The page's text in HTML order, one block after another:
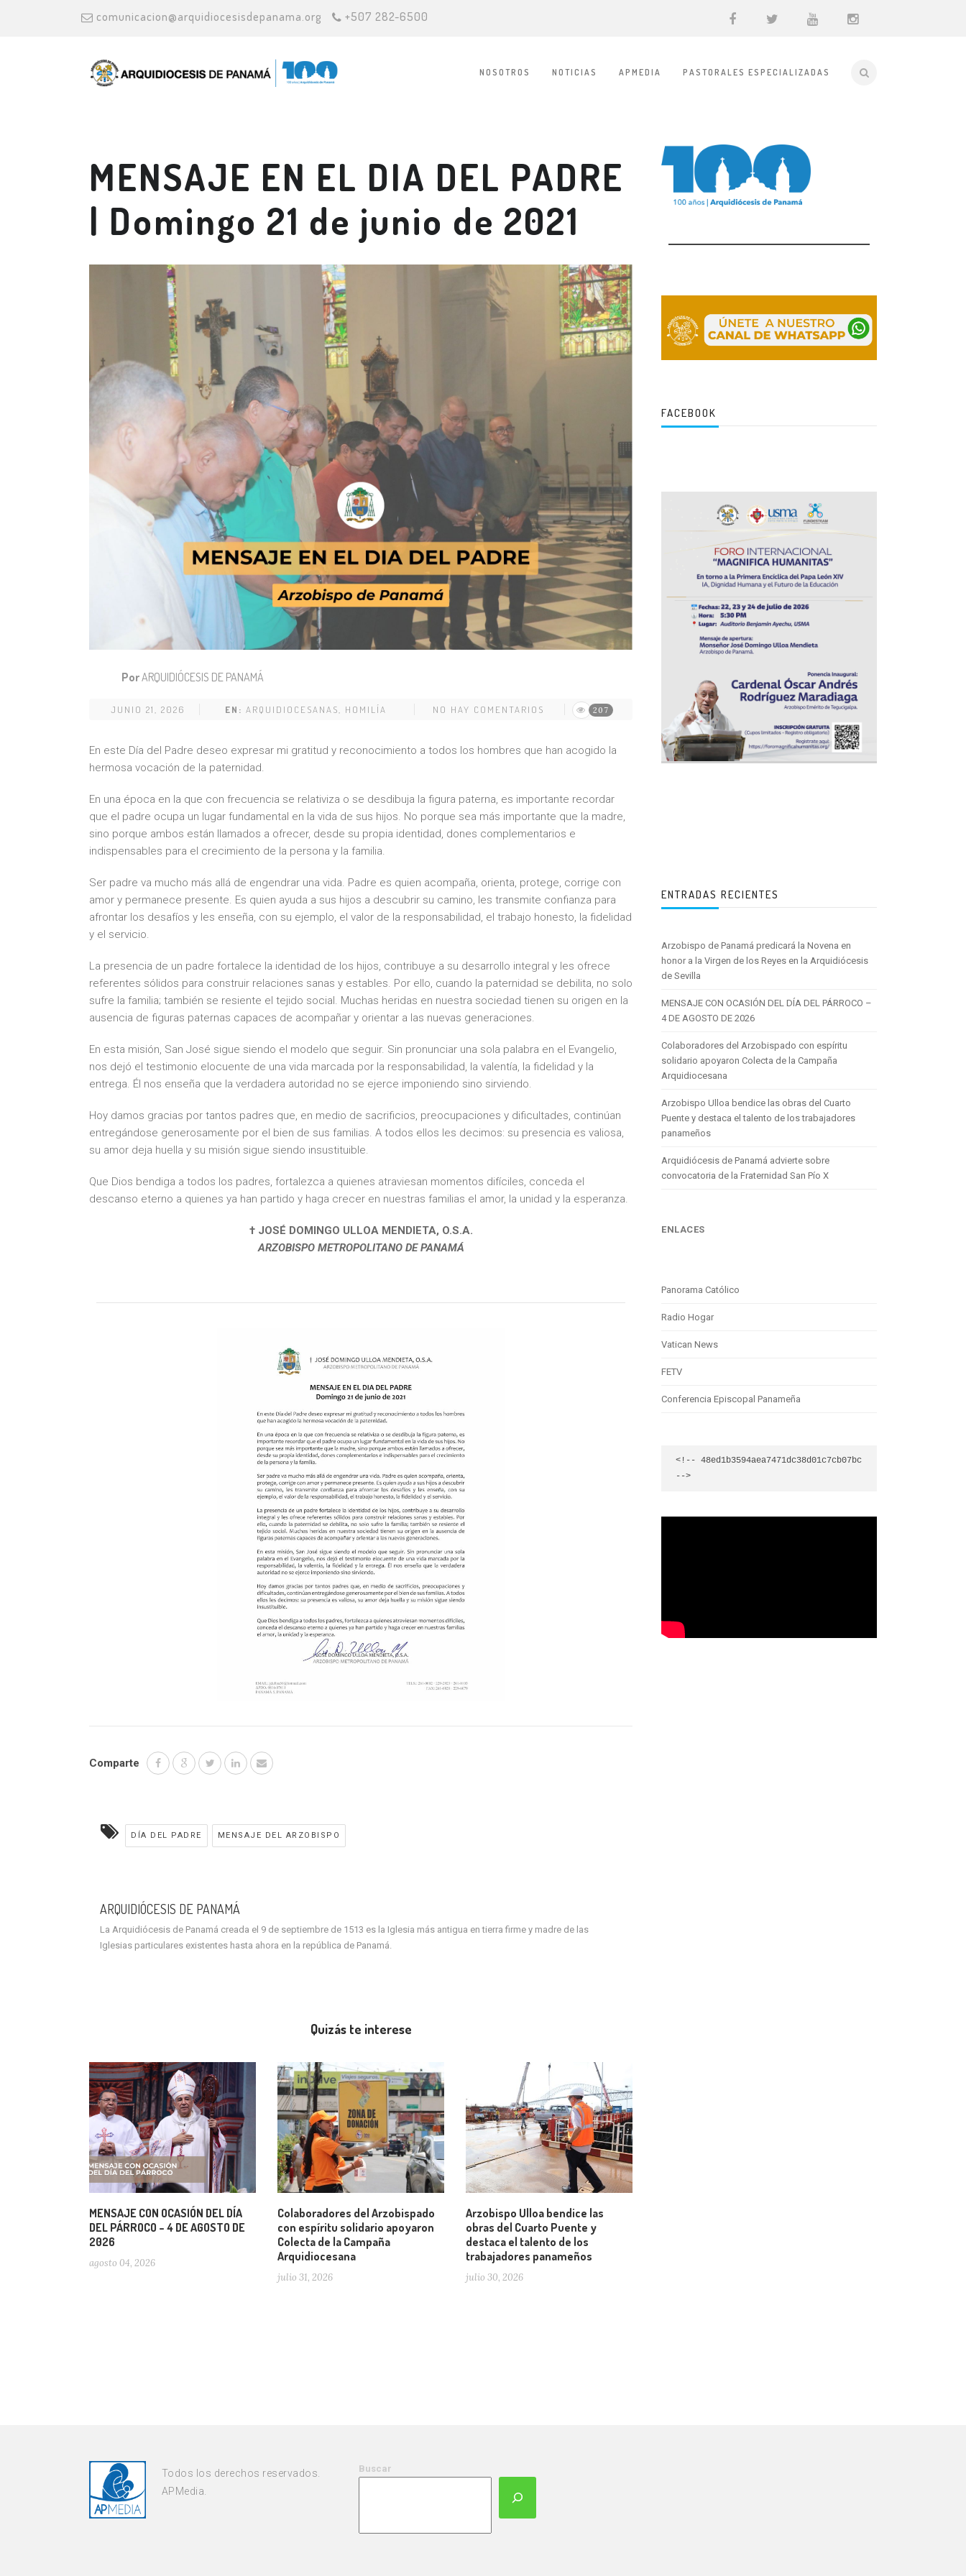
comunicacion@arquidiocesisdepanama.org +507 282-6500
NOSOTROS NOTICIAS APMEDIA PASTORALES ESPECIALIZADAS
MENSAJE EN EL DIA DEL PADRE
| Domingo 21 de junio de 2021
PorARQUIDIÓCESIS DE PANAMÁ
JUNIO 21, 2026 EN: ARQUIDIOCESANAS, HOMILÍA NO HAY COMENTARIOS 207
En este Día del Padre deseo expresar mi gratitud y reconocimiento a todos los hombres que han acogido la
hermosa vocación de la paternidad.
En una época en la que con frecuencia se relativiza o se desdibuja la figura paterna, es importante recordar
que el padre ocupa un lugar fundamental en la vida de sus hijos. No porque sea más importante que la madre,
sino porque ambos están llamados a ofrecer, desde su propia identidad, dones complementarios e
indispensables para el crecimiento de la persona y la familia.
Ser padre va mucho más allá de engendrar una vida. Padre es quien acompaña, orienta, protege, corrige con
amor y permanece presente. Es quien ayuda a sus hijos a descubrir su camino, les transmite confianza para
afrontar los desafíos y les enseña, con su ejemplo, el valor de la responsabilidad, el trabajo honesto, la fidelidad
y el servicio.
La presencia de un padre fortalece la identidad de los hijos, contribuye a su desarrollo integral y les ofrece
referentes sólidos para construir relaciones sanas y estables. Por ello, cuando la paternidad se debilita, no solo
sufre la familia; también se resiente el tejido social. Muchas heridas en nuestra sociedad tienen su origen en la
ausencia de figuras paternas capaces de acompañar y orientar a las nuevas generaciones.
En esta misión, San José sigue siendo el modelo que seguir. Sin pronunciar una sola palabra en el Evangelio,
nos dejó el testimonio elocuente de una vida marcada por la responsabilidad, la valentía, la fidelidad y la
entrega. Él nos enseña que la verdadera autoridad no se ejerce imponiendo sino sirviendo.
Hoy damos gracias por tantos padres que, en medio de sacrificios, preocupaciones y dificultades, continúan
entregándose generosamente por el bien de sus familias. A todos ellos les decimos: su presencia es valiosa,
su amor deja huella y su misión sigue siendo insustituible.
Que Dios bendiga a todos los padres, fortalezca a quienes atraviesan momentos difíciles, conceda el
descanso eterno a quienes ya han partido y haga crecer en nuestras familias el amor, la unidad y la esperanza.
† JOSÉ DOMINGO ULLOA MENDIETA, O.S.A.
ARZOBISPO METROPOLITANO DE PANAMÁ
Comparte
DÍA DEL PADRE MENSAJE DEL ARZOBISPO
ARQUIDIÓCESIS DE PANAMÁ
La Arquidiócesis de Panamá creada el 9 de septiembre de 1513 es la Iglesia más antigua en tierra firme y madre de las
Iglesias particulares existentes hasta ahora en la república de Panamá.
Quizás te interese
MENSAJE CON OCASIÓN DEL DÍA
DEL PÁRROCO – 4 DE AGOSTO DE
2026
agosto 04, 2026
Colaboradores del Arzobispado
con espíritu solidario apoyaron
Colecta de la Campaña
Arquidiocesana
julio 31, 2026
Arzobispo Ulloa bendice las
obras del Cuarto Puente y
destaca el talento de los
trabajadores panameños
julio 30, 2026
FACEBOOK
ENTRADAS RECIENTES
Arzobispo de Panamá predicará la Novena en
honor a la Virgen de los Reyes en la Arquidiócesis
de Sevilla
MENSAJE CON OCASIÓN DEL DÍA DEL PÁRROCO –
4 DE AGOSTO DE 2026
Colaboradores del Arzobispado con espíritu
solidario apoyaron Colecta de la Campaña
Arquidiocesana
Arzobispo Ulloa bendice las obras del Cuarto
Puente y destaca el talento de los trabajadores
panameños
Arquidiócesis de Panamá advierte sobre
convocatoria de la Fraternidad San Pío X
ENLACES
Panorama Católico
Radio Hogar
Vatican News
FETV
Conferencia Episcopal Panameña
<!-- 48ed1b3594aea7471dc38d01c7cb07bc
-->
Todos los derechos reservados.
APMedia.
Buscar